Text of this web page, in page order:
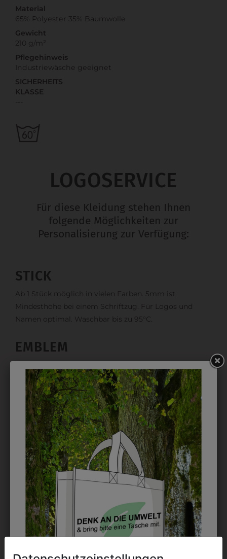
Material
65% Polyester 35% Baumwolle
Gewicht
210 g/m²
Pflegehinweis
Industriewäsche geeignet
SICHERHEITS
KLASSE
LOGOSERVICE
Für diese Kleidung stehen Ihnen
folgende Möglichkeiten zur
Personalisierung zur Verfügung:
STICK
Ab 1 Stück möglich in vielen Farben. 5mm ist
Mindesthöhe bei einem Schriftzug. Für Logos und
Namen optimal. Waschbar bis zu 95°C.
EMBLEM
einsetzbar und beim Sticken wieder ab 1 Stück
möglich.
DRUCK
Perfekt für große Logos und für kleine Details, jedoch
kostet jede Farbe extra und ist erst ab 12 Stück
möglich. Waschbar bis zu 60°C.
DAS KÖNNTE IHNEN